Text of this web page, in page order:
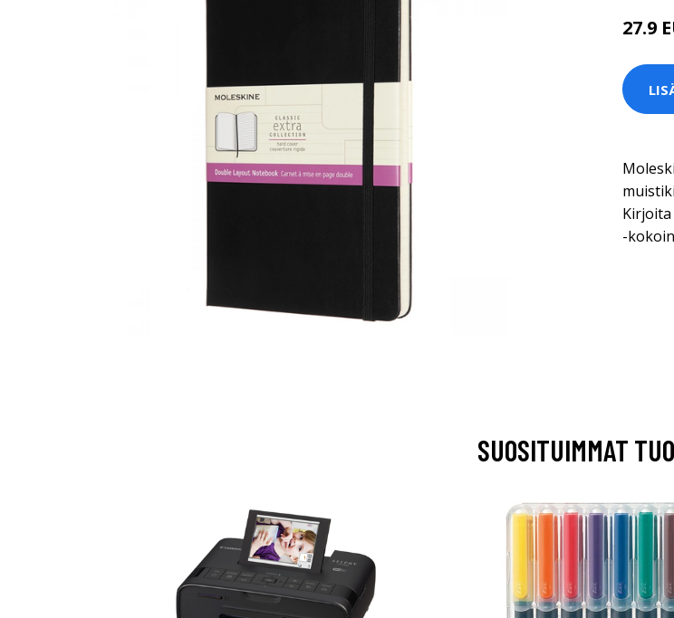
27.9
Kirjoita
-
SUOSITUIMMAT